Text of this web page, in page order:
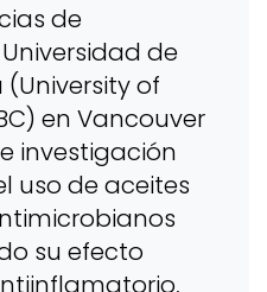
de
de
of
en Vancouver
investigación
uso de aceites
su efecto